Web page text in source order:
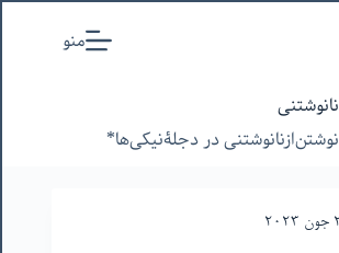
منو
نانوشتنی
نوشتن‌از‌نانوشتنی‌ در‌ دجلۀنیکی‌ها*